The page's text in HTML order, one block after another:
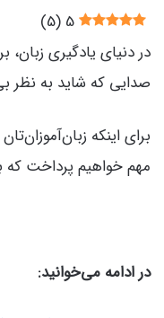
5
(
5
)
در دنیای یادگیری
صدایی که شاید به نظر
برای اینکه
مهم خواهیم پرداخت که
در ادامه می‌خوانید: